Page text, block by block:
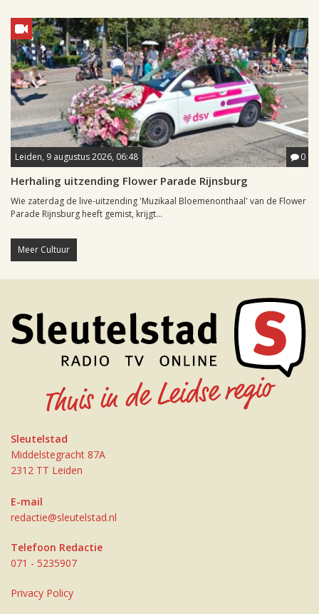
Leiden, 9 augustus 2026, 06:48 0
Herhaling uitzending Flower Parade Rijnsburg
Wie zaterdag de live-uitzending 'Muzikaal Bloemenonthaal' van de Flower
Parade Rijnsburg heeft gemist, krijgt...
Meer Cultuur
Sleutelstad
Middelstegracht 87A
2312 TT Leiden
E-mail
redactie@sleutelstad.nl
Telefoon Redactie
071 - 5235907
Privacy Policy